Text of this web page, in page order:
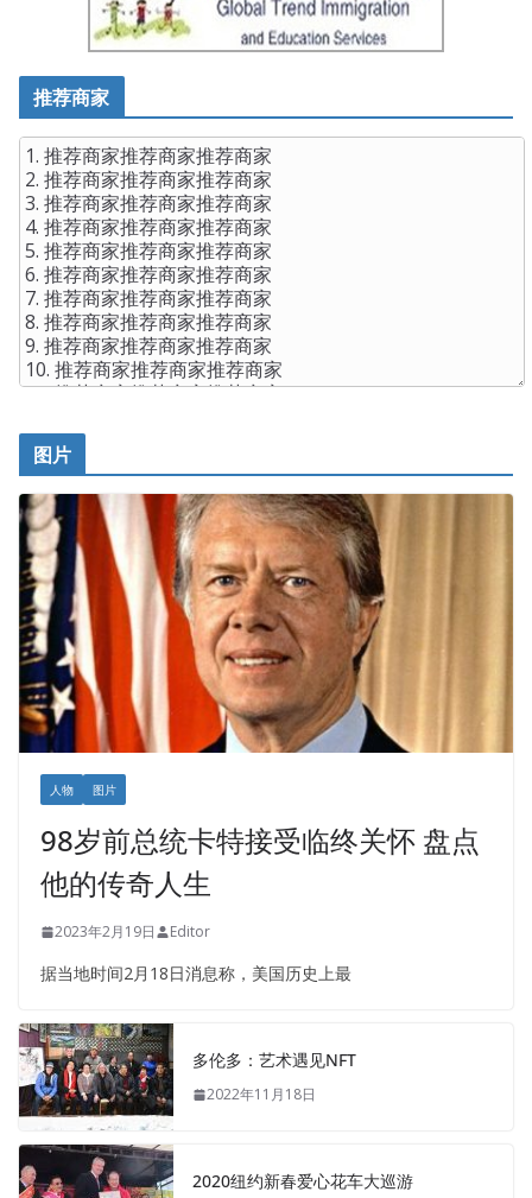
推荐商家
图片
人物 图片
98岁前总统卡特接受临终关怀 盘点
他的传奇人生
2023年2月19日 Editor
据当地时间2月18日消息称，美国历史上最
多伦多：艺术遇见NFT
2022年11月18日
2020纽约新春爱心花车大巡游